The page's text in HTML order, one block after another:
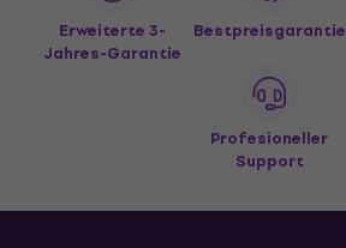
Erweiterte 3-
Jahres-Garantie
Bestpreisgarantie
Profesioneller
Support